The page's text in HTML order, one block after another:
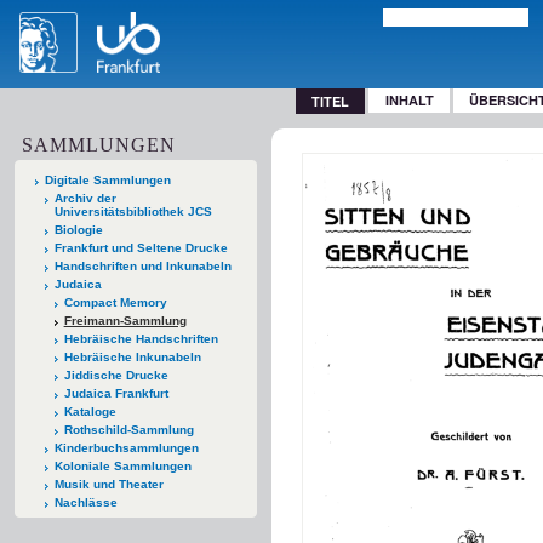
TITEL INHALT
SAMMLUNGEN
Digitale Sammlungen
Archiv der
Universitätsbibliothek JCS
Biologie
Frankfurt und Seltene Drucke
Handschriften und Inkunabeln
Judaica
Compact Memory
Freimann-Sammlung
Hebräische Handschriften
Hebräische Inkunabeln
Jiddische Drucke
Judaica Frankfurt
Kataloge
Rothschild-Sammlung
Kinderbuchsammlungen
Koloniale Sammlungen
Musik und Theater
Nachlässe